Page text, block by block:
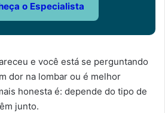
o Especialista
e você está se perguntando
dor na lombar ou é melhor
honesta é: depende do tipo de
junto.